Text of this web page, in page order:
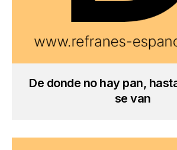
De donde no hay pan,
se van